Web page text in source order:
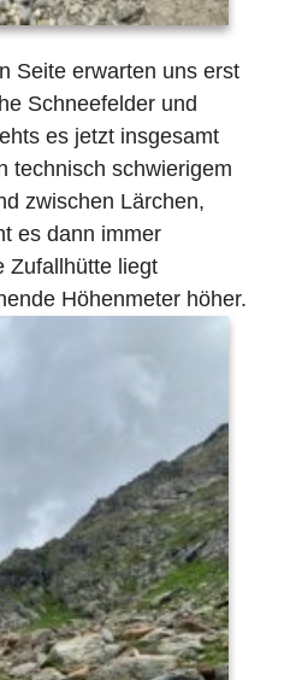
Seite erwarten uns erst
Schneefelder und
es jetzt insgesamt
technisch schwierigem
zwischen Lärchen,
es dann immer
Zufallhütte liegt
Höhenmeter höher.